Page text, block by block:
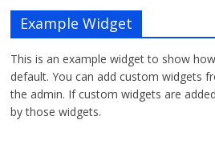
Example Widget
This is an example widget to show
default. You can add custom widgets
the admin. If custom widgets are
by those widgets.